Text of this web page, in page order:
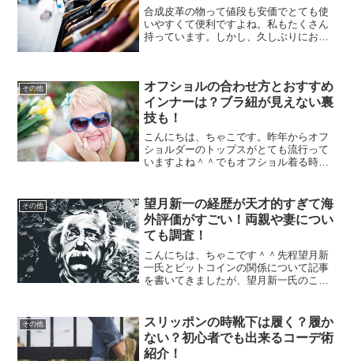
合成皮革の物って値段も安価でとても使
いやすくて便利ですよね。私もたくさん
持っています。しかし、久しぶりにお気
て肩の部分がバリバリにな...
その他
オフショルの合わせ方とおすすめ
インナーは？ブラ紐が見えない裏
技も！
こんにちは、ちゃこです。昨年からオフ
ショルダーのトップスがとても流行って
いますよね＾＾でもオフショル着る時の
くみんなの視線が気になってしまう、な
んてことありますよね。（私も...
その他
望月新一の経歴が天才的すぎて海
外評価がすごい！両親や妻につい
ても調査！
こんにちは、ちゃこです＾＾先程望月新
一氏とビットコインの関係について記事
を書いてきましたが、望月新一氏のこと
かりました。その記事はこちら↓望月新一
とビットコインが関係す...
その他
スリッポンの時靴下は履く？履か
ない？初心者でも出来るコーデ術
紹介！